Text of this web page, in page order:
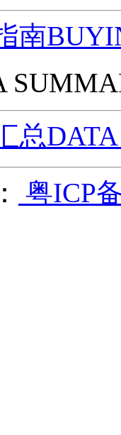
南
总
粤ICP